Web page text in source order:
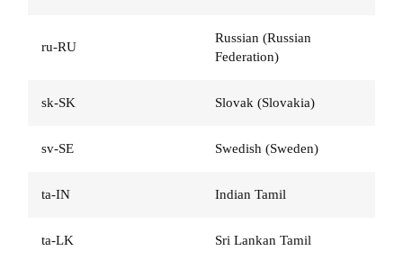
ru-RU
Russian (Russian
Federation)
sk-SK Slovak (Slovakia)
sv-SE Swedish (Sweden)
ta-IN Indian Tamil
ta-LK Sri Lankan Tamil